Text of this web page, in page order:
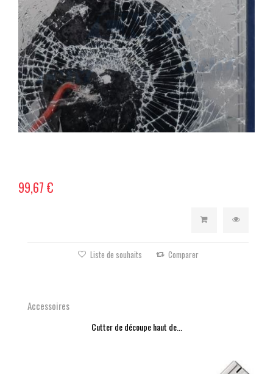
99,67 €
Liste de souhaits Comparer
Accessoires
Cutter de découpe haut de...